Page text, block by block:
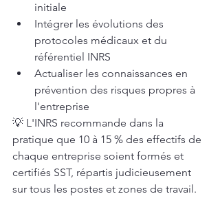
initiale
Intégrer les évolutions des
protocoles médicaux et du
référentiel INRS
Actualiser les connaissances en
prévention des risques propres à
l'entreprise
💡 L'INRS recommande dans la
pratique que 10 à 15 % des effectifs de
chaque entreprise soient formés et
certifiés SST, répartis judicieusement
sur tous les postes et zones de travail.